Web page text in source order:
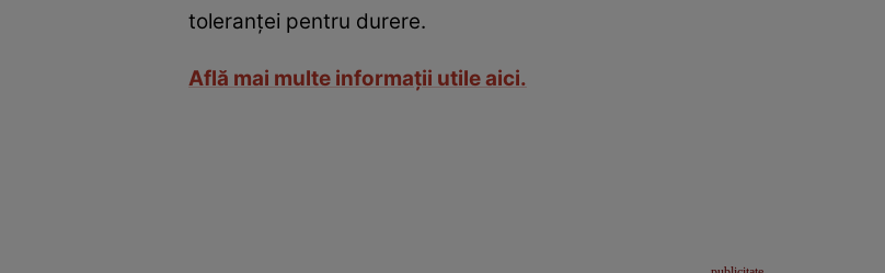
toleranţei pentru durere.
Află mai multe informaţii utile aici.